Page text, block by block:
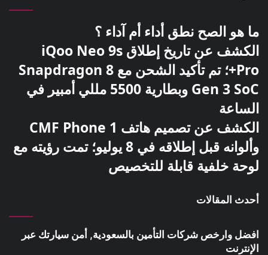
ما هو الصح نطق أداء أم آداء ؟
الكشف عن تاريخ إطلاق iQoo Neo 9s
Pro+؛ تم تأكيد الشحن مع Snapdragon 8
Gen 3 SoC وبطارية 5500 مللي أمبير في
الساعة
الكشف عن تصميم هاتف CMF Phone 1
وألوانه قبل إطلاقه في 8 يوليو؛ تمت رؤيته مع
لوحة خلفية قابلة للتخصيص
أحدث المقالات
افضل وارخص شركات التأمين بالسعودية, أمن سيارتك عبر
الإنترنت